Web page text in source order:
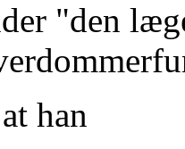
"den
han